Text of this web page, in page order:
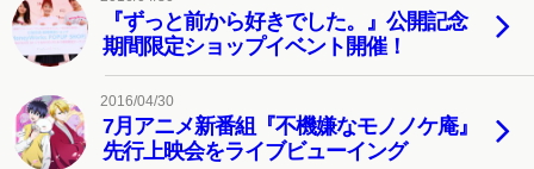
『ずっと前から好きでした。』公開記念
期間限定ショップイベント開催！
2016/04/30
7月アニメ新番組『不機嫌なモノノケ庵』
先行上映会をライブビューイング